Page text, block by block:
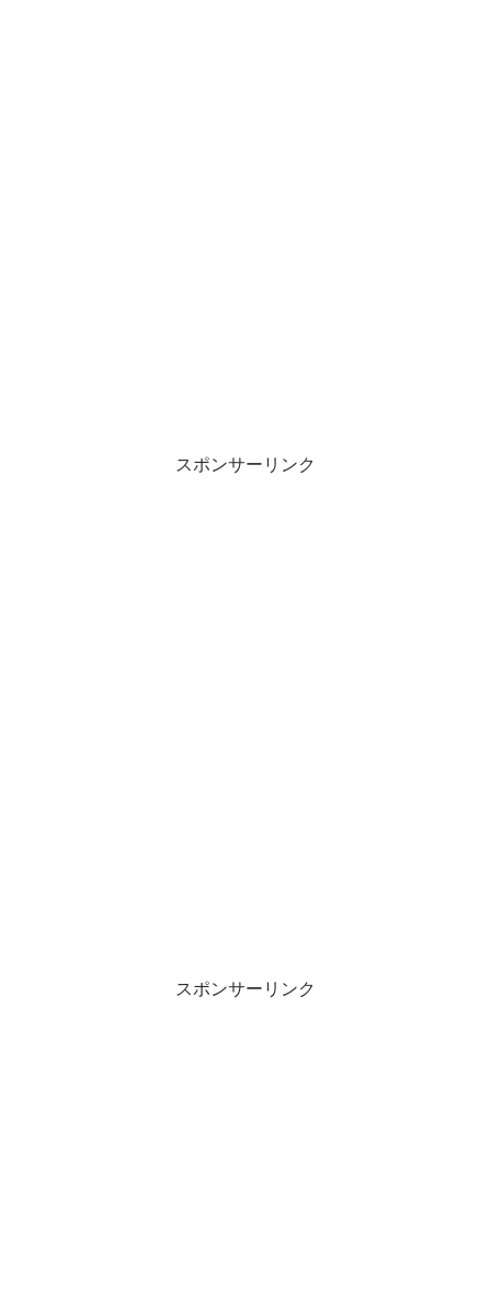
スポンサーリンク
スポンサーリンク